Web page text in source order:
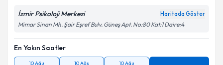
İzmir Psikoloji Merkezi Haritada Göster
Mimar Sinan Mh. Şair Eşref Bulv. Güneş Apt. No:80 Kat:1 Daire:4
En Yakın Saatler
10 Ağu 10 Ağu 10 Ağu